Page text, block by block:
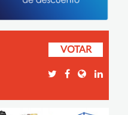
VOTAR